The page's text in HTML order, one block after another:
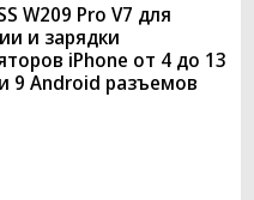
W209 Pro V7 для
и зарядки
iPhone от 4 до 13
9 Android разъемов